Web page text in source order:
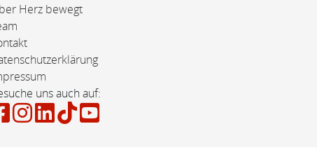
Herz bewegt
uns auch auf: